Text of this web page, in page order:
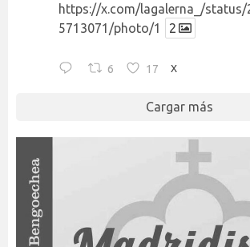
https://x.com/lagalerna_/status/
5713071/photo/1
2
6 17 X
Cargar más